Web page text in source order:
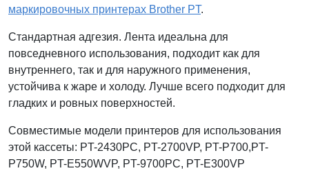
маркировочных принтерах Brother PT.
Стандартная адгезия. Лента идеальна для
повседневного использования, подходит как для
внутреннего, так и для наружного применения,
устойчива к жаре и холоду. Лучше всего подходит для
гладких и ровных поверхностей.
Совместимые модели принтеров для использования
этой кассеты: PT-2430PC, PT-2700VP, PT-P700,PT-
P750W, PT-E550WVP, PT-9700PC, PT-E300VP